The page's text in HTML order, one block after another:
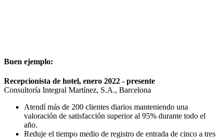
Buen ejemplo:
Recepcionista de hotel, enero 2022 - presente
Consultoría Integral Martínez, S.A., Barcelona
Atendí más de 200 clientes diarios manteniendo una
valoración de satisfacción superior al 95% durante todo el
año.
Reduje el tiempo medio de registro de entrada de cinco a tres